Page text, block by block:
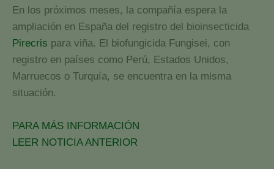
En los próximos meses, la compañía espera la
ampliación en España del registro del bioinsecticida
Pirecris para viña. El biofungicida Fungisei, con
registro en países como Perú, Estados Unidos,
Marruecos o Turquía, se encuentra en la misma
situación.
PARA MÁS INFORMACIÓN
LEER NOTICIA ANTERIOR